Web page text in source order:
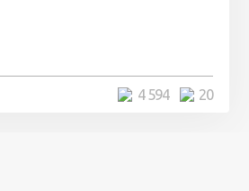
20
4 594